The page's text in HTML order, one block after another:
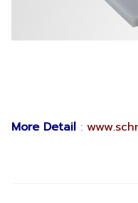
More Detail :